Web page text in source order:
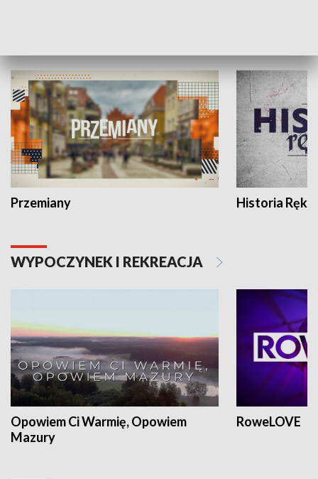
Przemiany Historia Ręką
WYPOCZYNEK I REKREACJA
Opowiem Ci Warmię, Opowiem
Mazury
RoweLOVE